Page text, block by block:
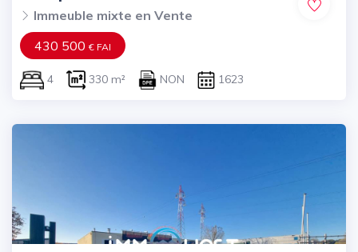
Immeuble mixte en Vente
430 500€ FAI
4 330 m² NON 1623